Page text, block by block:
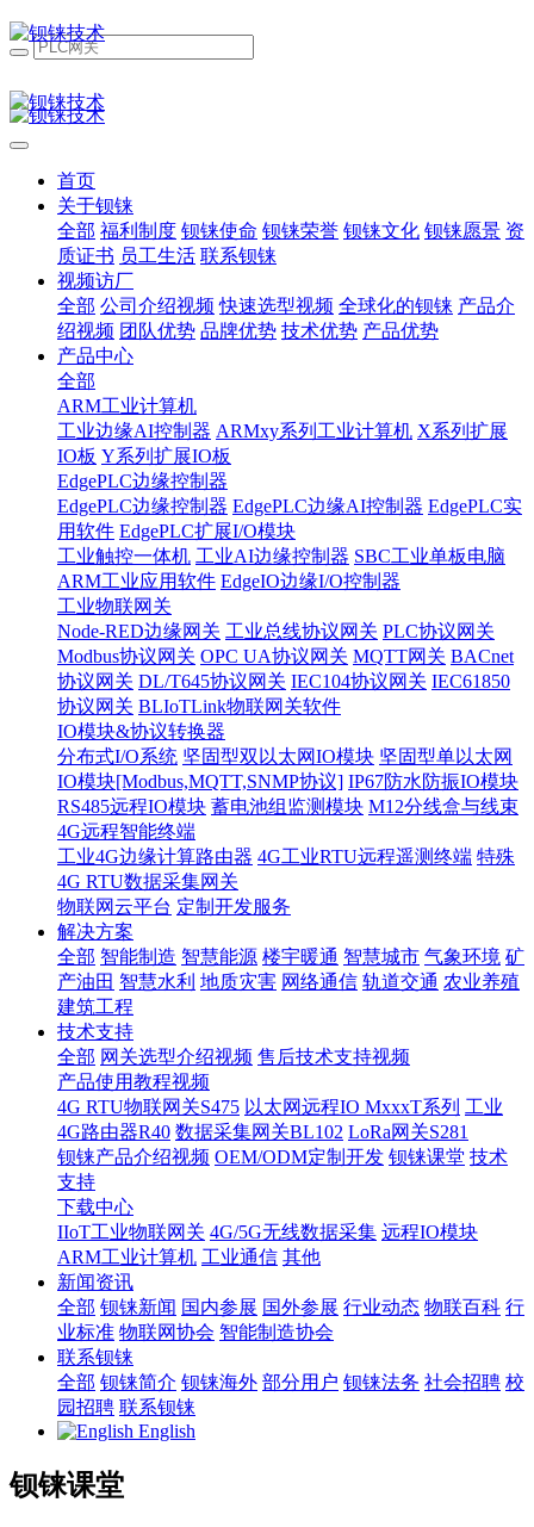
首页
关于钡铼
全部 福利制度 钡铼使命 钡铼荣誉 钡铼文化 钡铼愿景 资
质证书 员工生活 联系钡铼
视频访厂
全部 公司介绍视频 快速选型视频 全球化的钡铼 产品介
绍视频 团队优势 品牌优势 技术优势 产品优势
产品中心
全部
ARM工业计算机
工业边缘AI控制器 ARMxy系列工业计算机 X系列扩展
IO板 Y系列扩展IO板
EdgePLC边缘控制器
EdgePLC边缘控制器 EdgePLC边缘AI控制器 EdgePLC实
用软件 EdgePLC扩展I/O模块
工业触控一体机 工业AI边缘控制器 SBC工业单板电脑
ARM工业应用软件 EdgeIO边缘I/O控制器
工业物联网关
Node-RED边缘网关 工业总线协议网关 PLC协议网关
Modbus协议网关 OPC UA协议网关 MQTT网关 BACnet
协议网关 DL/T645协议网关 IEC104协议网关 IEC61850
协议网关 BLIoTLink物联网关软件
IO模块&协议转换器
分布式I/O系统 坚固型双以太网IO模块 坚固型单以太网
IO模块[Modbus,MQTT,SNMP协议] IP67防水防振IO模块
RS485远程IO模块 蓄电池组监测模块 M12分线盒与线束
4G远程智能终端
工业4G边缘计算路由器 4G工业RTU远程遥测终端 特殊
4G RTU数据采集网关
物联网云平台 定制开发服务
解决方案
全部 智能制造 智慧能源 楼宇暖通 智慧城市 气象环境 矿
产油田 智慧水利 地质灾害 网络通信 轨道交通 农业养殖
建筑工程
技术支持
全部 网关选型介绍视频 售后技术支持视频
产品使用教程视频
4G RTU物联网关S475 以太网远程IO MxxxT系列 工业
4G路由器R40 数据采集网关BL102 LoRa网关S281
钡铼产品介绍视频 OEM/ODM定制开发 钡铼课堂 技术
支持
下载中心
IIoT工业物联网关 4G/5G无线数据采集 远程IO模块
ARM工业计算机 工业通信 其他
新闻资讯
全部 钡铼新闻 国内参展 国外参展 行业动态 物联百科 行
业标准 物联网协会 智能制造协会
联系钡铼
全部 钡铼简介 钡铼海外 部分用户 钡铼法务 社会招聘 校
园招聘 联系钡铼
English
钡铼课堂